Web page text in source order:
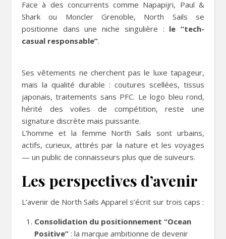
Face à des concurrents comme Napapijri, Paul &
Shark ou Moncler Grenoble, North Sails se
positionne dans une niche singulière : le “tech-
casual responsable”.
Ses vêtements ne cherchent pas le luxe tapageur,
mais la qualité durable : coutures scellées, tissus
japonais, traitements sans PFC. Le logo bleu rond,
hérité des voiles de compétition, reste une
signature discrète mais puissante.
L’homme et la femme North Sails sont urbains,
actifs, curieux, attirés par la nature et les voyages
— un public de connaisseurs plus que de suiveurs.
Les perspectives d’avenir
L’avenir de North Sails Apparel s’écrit sur trois caps :
Consolidation du positionnement “Ocean
Positive” : la marque ambitionne de devenir